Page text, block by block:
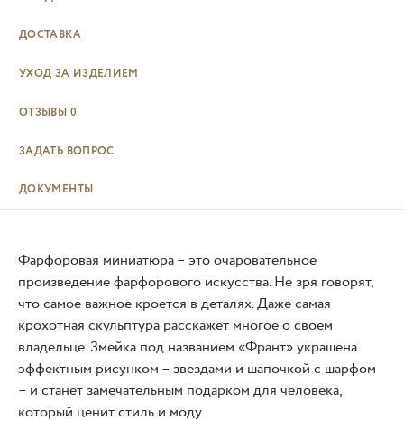
ДОСТАВКА
УХОД ЗА ИЗДЕЛИЕМ
ОТЗЫВЫ 0
ЗАДАТЬ ВОПРОС
ДОКУМЕНТЫ
Фарфоровая миниатюра – это очаровательное
произведение фарфорового искусства. Не зря говорят,
что самое важное кроется в деталях. Даже самая
крохотная скульптура расскажет многое о своем
владельце. Змейка под названием «Франт» украшена
эффектным рисунком – звездами и шапочкой с шарфом
– и станет замечательным подарком для человека,
который ценит стиль и моду.